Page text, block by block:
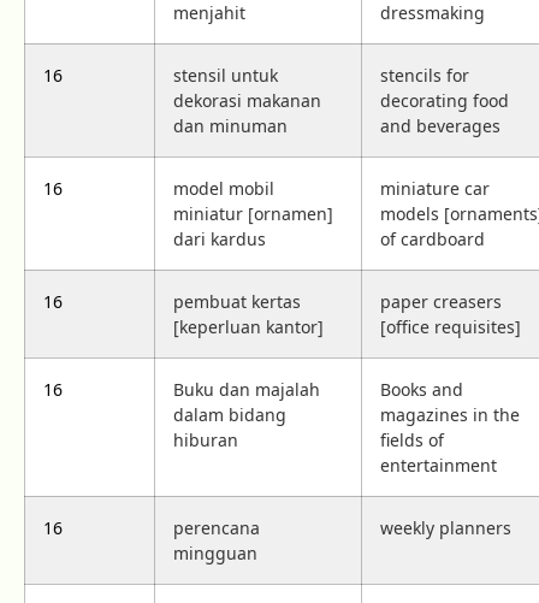
menjahit
dressmaking
16
stensil untuk
dekorasi makanan
dan minuman
stencils for
decorating food
and beverages
16
model mobil
miniatur [ornamen]
dari kardus
miniature car
models
of cardboard
16
pembuat kertas
[keperluan kantor]
paper creasers
[office requisites]
16
Buku dan majalah
dalam bidang
hiburan
Books and
magazines in the
fields of
entertainment
16
perencana
mingguan
weekly planners